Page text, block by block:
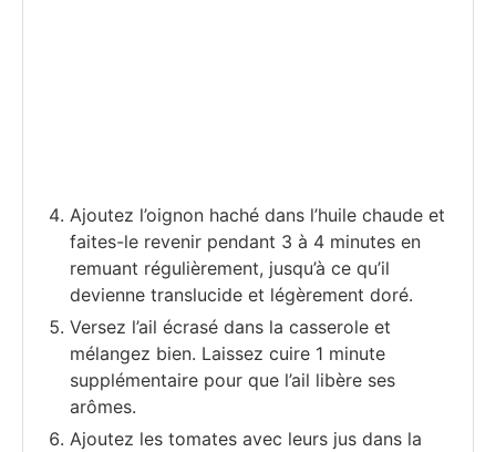
Ajoutez l’oignon haché dans l’huile chaude et
faites-le revenir pendant 3 à 4 minutes en
remuant régulièrement, jusqu’à ce qu’il
devienne translucide et légèrement doré.
Versez l’ail écrasé dans la casserole et
mélangez bien. Laissez cuire 1 minute
supplémentaire pour que l’ail libère ses
arômes.
Ajoutez les tomates avec leurs jus dans la